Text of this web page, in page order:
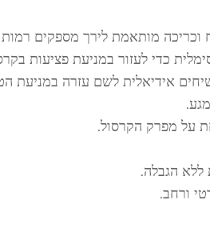
וכריכה מותאמת לירך מספקים
כדי לעזור במניעת פציעות
אידיאלית לשם עזרה במניעת
ללא הגבלה.
ורחב.